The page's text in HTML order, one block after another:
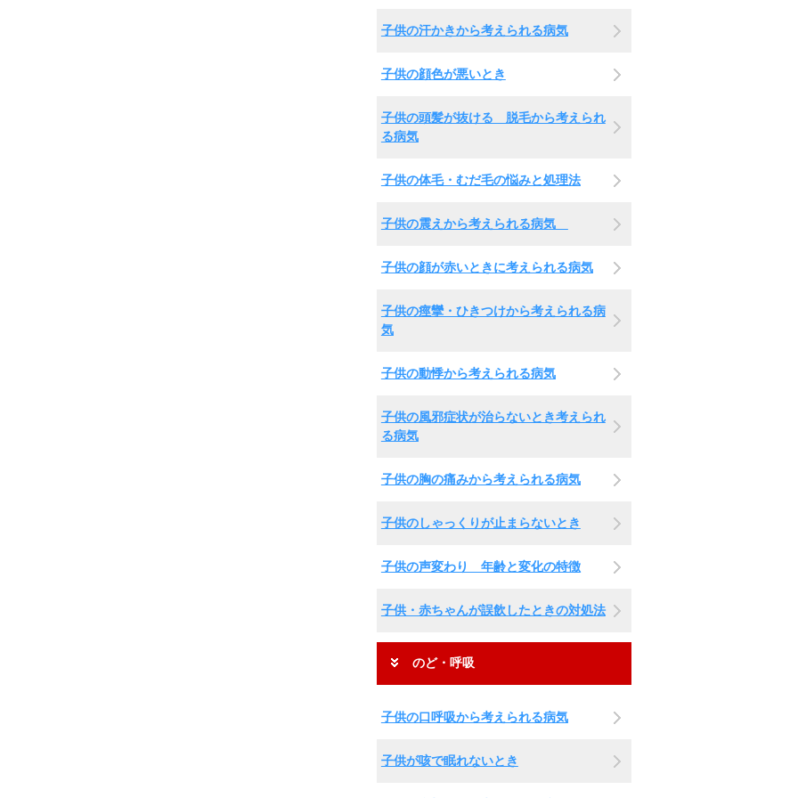
子供の汗かきから考えられる病気
子供の顔色が悪いとき
子供の頭髪が抜ける 脱毛から考えられ
る病気
子供の体毛・むだ毛の悩みと処理法
子供の震えから考えられる病気
子供の顔が赤いときに考えられる病気
子供の痙攣・ひきつけから考えられる病
気
子供の動悸から考えられる病気
子供の風邪症状が治らないとき考えられ
る病気
子供の胸の痛みから考えられる病気
子供のしゃっくりが止まらないとき
子供の声変わり 年齢と変化の特徴
子供・赤ちゃんが誤飲したときの対処法
のど・呼吸
子供の口呼吸から考えられる病気
子供が咳で眠れないとき